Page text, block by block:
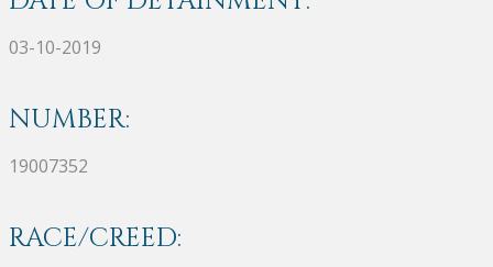
03-10-2019
NUMBER:
19007352
RACE/CREED: